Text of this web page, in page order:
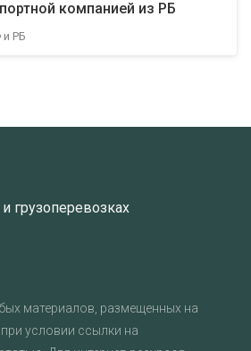
компанией из РБ
и РБ
грузоперевозках
материалов, размещенных на
условии ссылки на